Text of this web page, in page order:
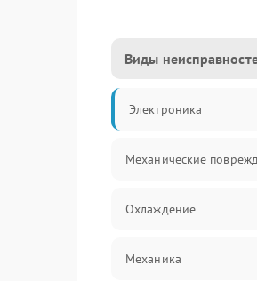
Виды
Электроника
Механические
Охлаждение
Механика